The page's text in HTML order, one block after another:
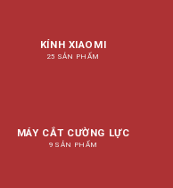
KÍNH XIAOMI
25 SẢN PHẨM
MÁY CẮT CƯỜNG LỰC
9 SẢN PHẨM